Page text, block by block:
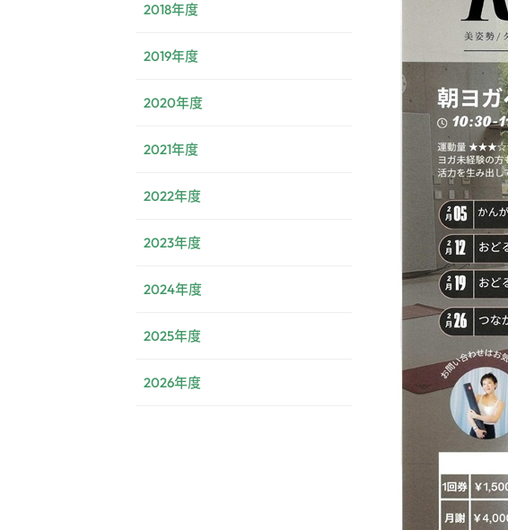
2018年度
2019年度
2020年度
2021年度
2022年度
2023年度
2024年度
2025年度
2026年度